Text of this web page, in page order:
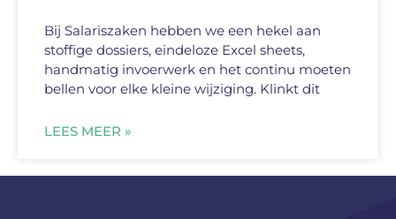
Bij Salariszaken hebben we een hekel aan
stoffige dossiers, eindeloze Excel sheets,
handmatig invoerwerk en het continu moeten
bellen voor elke kleine wijziging. Klinkt dit
LEES MEER »